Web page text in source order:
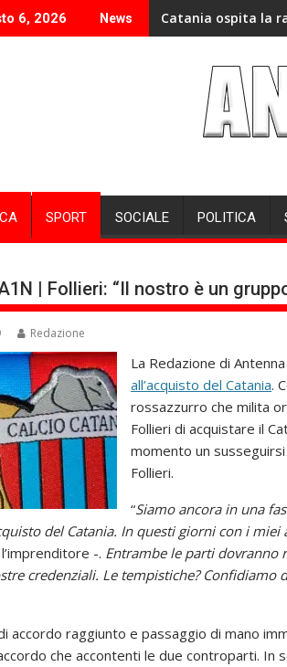
6, 2026 News Catania ospita la
SPORT SOCIALE POLITICA
| Follieri: “Il nostro è un
Redazione
La Redazione di
all’acquisto del Catania.
rossazzurro che milita
Follieri di acquistare il
momento un
Follieri.
“Siamo ancora in una
del Catania. In questi giorni con i
-. Entrambe le parti dovranno
credenziali. Le tempistiche?
accordo raggiunto e passaggio di mano
che accontenti le due controparti. In